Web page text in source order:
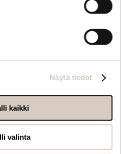
Näytä tiedot
kaikki
valinta